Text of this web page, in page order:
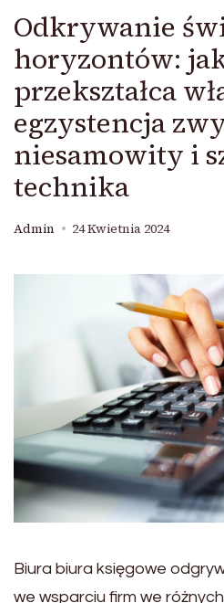
Odkrywanie
horyzontów:
przekształca
egzystencja
niesamowity i
technika
Admin 24 Kwietnia 2024
Biura biura księgowe
we wsparciu firm we